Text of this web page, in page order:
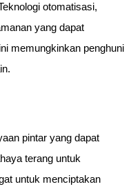
otomatisasi,
yang dapat
memungkinkan penghuni
pintar yang dapat
terang untuk
untuk menciptakan